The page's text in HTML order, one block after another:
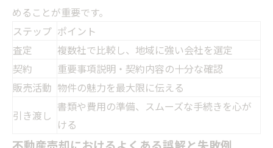
めることが重要です。
ステップ ポイント
査定
複数社で比較し、地域に強い会社を選定
契約
重要事項説明・契約内容の十分な確認
販売活動 物件の魅力を最大限に伝える
引き渡し
書類や費用の準備、スムーズな手続きを心が
ける
不動産売却におけるよくある誤解と失敗例